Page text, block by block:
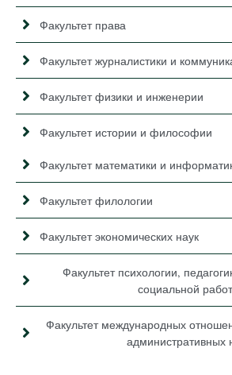
Факультет права
Факультет журналистики и
Факультет физики и инженерии
Факультет истории и философии
Факультет математики и
Факультет филологии
Факультет экономических наук
Факультет психологии,
социальной
Факультет международных
административных